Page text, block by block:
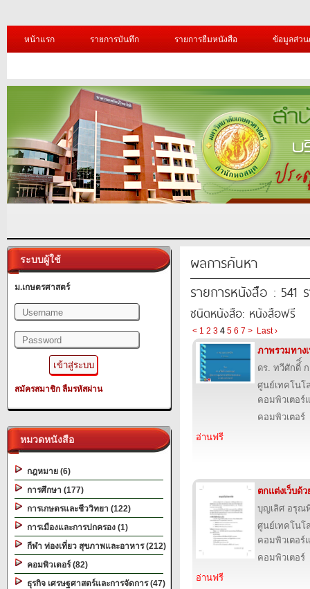
หน้าแรก รายการบันทึก รายการยืมหนังสือ ข้อมูลส่ว
ระบบผู้ใช้
ม.เกษตรศาสตร์
สมัครสมาชิก ลืมรหัสผ่าน
หมวดหนังสือ
กฎหมาย (6)
การศึกษา (177)
การเกษตรและชีววิทยา (122)
การเมืองและการปกครอง (1)
กีฬา ท่องเที่ยว สุขภาพและอาหาร (212)
คอมพิวเตอร์ (82)
ธุรกิจ เศรษฐศาสตร์และการจัดการ (47)
ผลการค้นหา
รายการหนังสือ : 541
ชนิดหนังสือ: หนังสือฟรี
< 1 2 3 4 5 6 7 > Last ›
ภาพรวมทาง
ดร. ทวีศักดิ์ิ์
ศูนย์เทคโนโ
คอมพิวเตอร์
คอมพิวเตอร์
อ่านฟรี
ตกแต่งเว็บด้
บุญเลิศ อรุณ
ศูนย์เทคโนโ
คอมพิวเตอร์
คอมพิวเตอร์
อ่านฟรี